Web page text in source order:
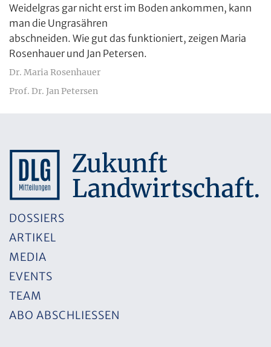
Weidelgras gar nicht erst im Boden ankommen, kann
man die Ungrasähren
abschneiden. Wie gut das funktioniert, zeigen Maria
Rosenhauer und Jan Petersen.
Dr. Maria Rosenhauer
Prof. Dr. Jan Petersen
DOSSIERS
ARTIKEL
MEDIA
EVENTS
TEAM
ABO ABSCHLIESSEN